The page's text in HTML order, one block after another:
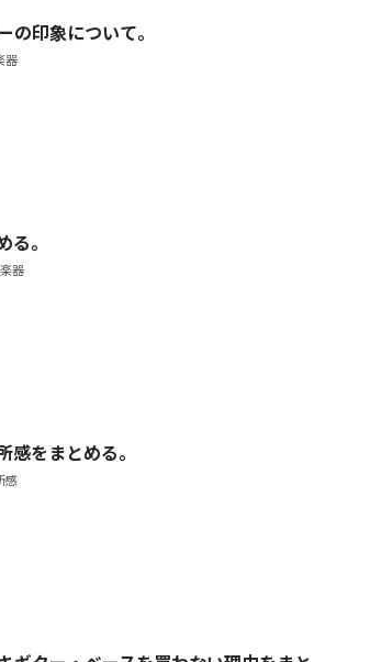
の印象について。
器
。
楽器
をまとめる。
感